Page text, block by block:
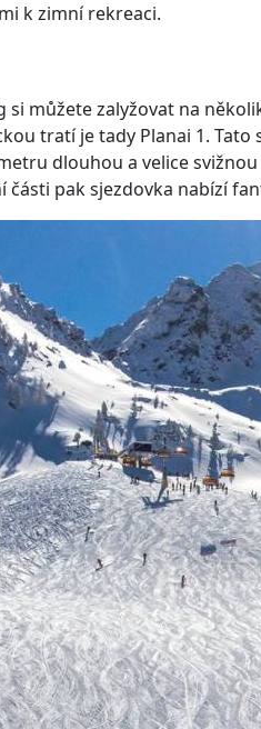
k zimní rekreaci.
si můžete zalyžovat na
tratí je tady Planai 1.
dlouhou a velice
části pak sjezdovka nabízí